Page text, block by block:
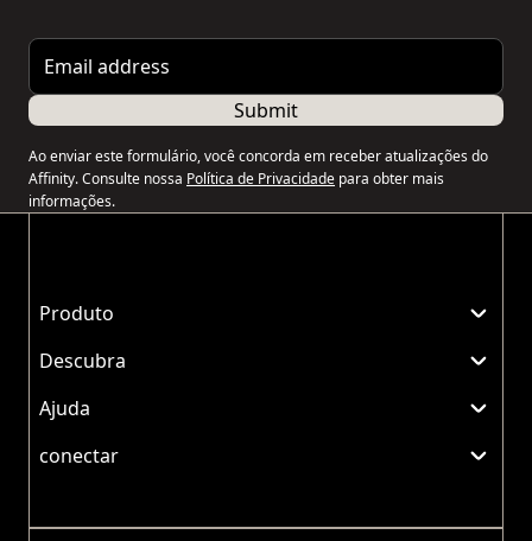
Email address
Submit
Ao enviar este formulário, você concorda em receber atualizações do
Affinity. Consulte nossa Política de Privacidade para obter mais
informações.
Produto
Descubra
Ajuda
conectar